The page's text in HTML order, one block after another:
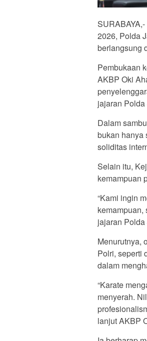
2026, Polda
berlangsung
Pembukaan
AKBP Oki
jajaran
Dalam
bukan hanya
soliditas
Selain itu,
kemampuan
“Kami ingin
kemampuan,
jajaran Polda
Menurutnya,
Polri, seperti
dalam
“Karate
menyerah.
lanjut AKBP